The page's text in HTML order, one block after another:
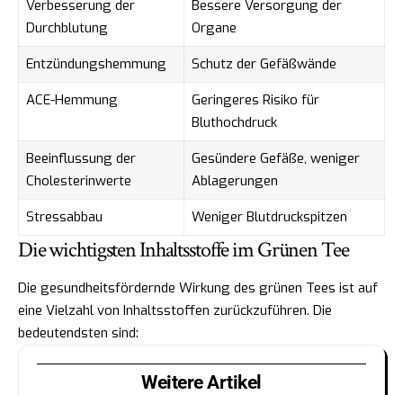
Verbesserung der
Durchblutung
Bessere Versorgung der
Organe
Entzündungshemmung
Schutz der Gefäßwände
ACE-Hemmung
Geringeres Risiko für
Bluthochdruck
Beeinflussung der
Cholesterinwerte
Gesündere Gefäße, weniger
Ablagerungen
Stressabbau
Weniger Blutdruckspitzen
Die wichtigsten Inhaltsstoffe im Grünen Tee
Die gesundheitsfördernde Wirkung des grünen Tees ist auf
eine Vielzahl von Inhaltsstoffen zurückzuführen. Die
bedeutendsten sind:
Weitere Artikel